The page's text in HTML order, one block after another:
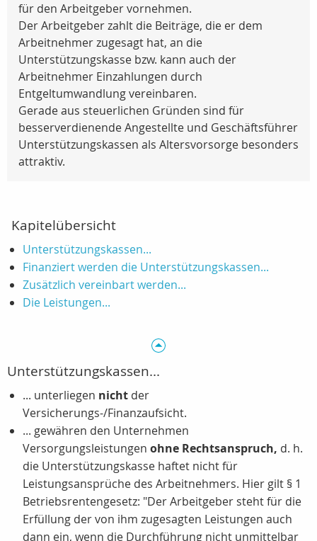
für den Arbeitgeber vornehmen.
Der Arbeitgeber zahlt die Beiträge, die er dem
Arbeitnehmer zugesagt hat, an die
Unterstützungskasse bzw. kann auch der
Arbeitnehmer Einzahlungen durch
Entgeltumwandlung vereinbaren.
Gerade aus steuerlichen Gründen sind für
besserverdienende Angestellte und Geschäftsführer
Unterstützungskassen als Altersvorsorge besonders
attraktiv.
Kapitelübersicht
Unterstützungskassen...
Finanziert werden die Unterstützungskassen...
Zusätzlich vereinbart werden...
Die Leistungen...
Unterstützungskassen...
... unterliegen nicht der
Versicherungs-/Finanzaufsicht.
... gewähren den Unternehmen
Versorgungsleistungen ohne Rechtsanspruch, d. h.
die Unterstützungskasse haftet nicht für
Leistungsansprüche des Arbeitnehmers. Hier gilt § 1
Betriebsrentengesetz: "Der Arbeitgeber steht für die
Erfüllung der von ihm zugesagten Leistungen auch
dann ein, wenn die Durchführung nicht unmittelbar